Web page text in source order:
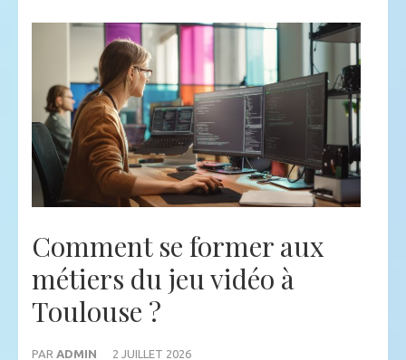
Comment se former aux
métiers du jeu vidéo à
Toulouse ?
PAR ADMIN
2 JUILLET 2026